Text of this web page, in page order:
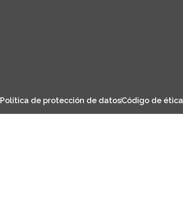
Política de protección de datosCódigo de ética